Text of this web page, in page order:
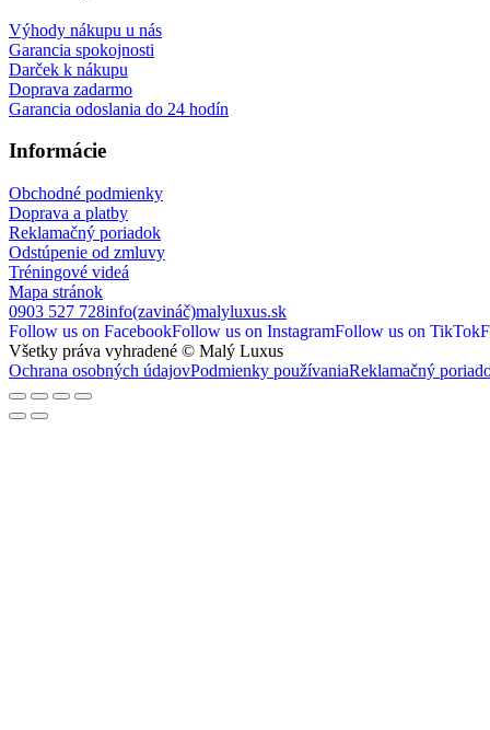
Výhody nákupu u nás
Garancia spokojnosti
Darček k nákupu
Doprava zadarmo
Garancia odoslania do 24 hodín
Informácie
Obchodné podmienky
Doprava a platby
Reklamačný poriadok
Odstúpenie od zmluvy
Tréningové videá
Mapa stránok
0903 527 728info(zavináč)malyluxus.sk
Follow us on FacebookFollow us on InstagramFollow us on TikTok
Všetky práva vyhradené © Malý Luxus
Ochrana osobných údajovPodmienky používaniaReklamačný